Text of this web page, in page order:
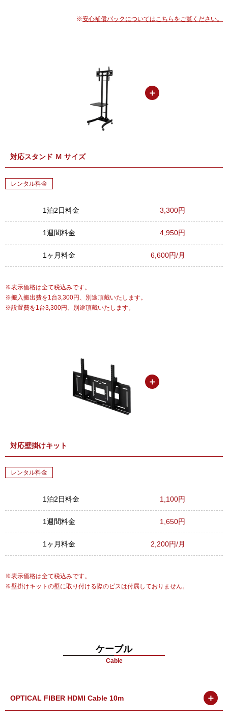
安心補償パックについてはこちらをご覧ください。
＋
対応スタンド Ｍ サイズ
レンタル料金
1泊2日料金 3,300円
1週間料金 4,950円
1ヶ月料金 6,600円/月
表示価格は全て税込みです。
搬入搬出費を1台3,300円、別途頂戴いたします。
設置費を1台3,300円、別途頂戴いたします。
＋
対応壁掛けキット
レンタル料金
1泊2日料金 1,100円
1週間料金 1,650円
1ヶ月料金 2,200円/月
表示価格は全て税込みです。
壁掛けキットの壁に取り付ける際のビスは付属しておりません。
ケーブル
Cable
OPTICAL FIBER HDMI Cable 10m ＋